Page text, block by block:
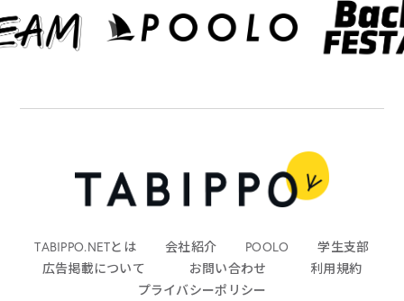
TABIPPO.NETとは 会社紹介 POOLO
学生支部
広告掲載について
お問い合わせ
利用規約
プライバシーポリシー